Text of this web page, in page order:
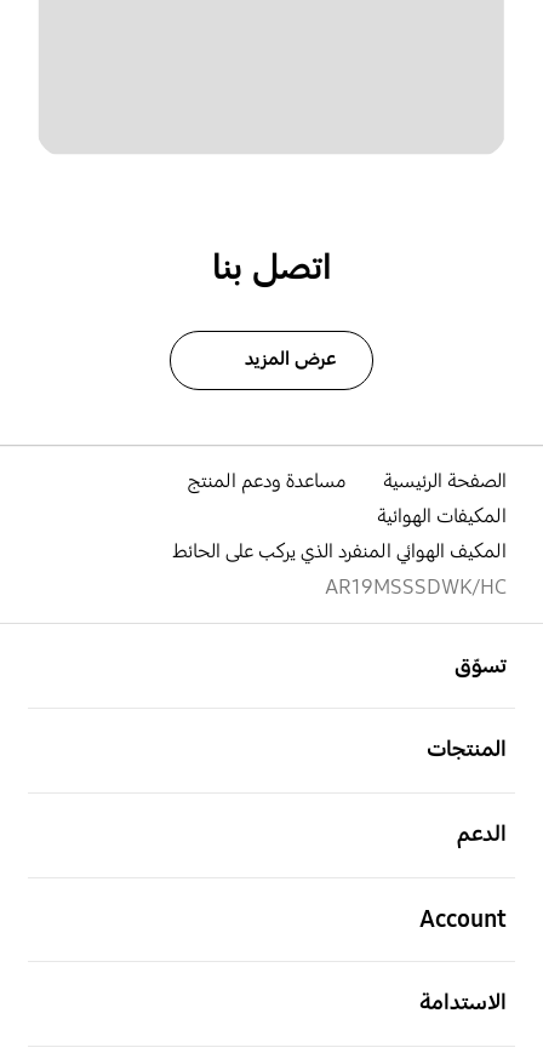
اتصل بنا
عرض المزيد
الصفحة الرئيسية
مساعدة ودعم المنتج
المكيفات الهوائية
المكيف الهوائي المنفرد الذي يركب على الحائط
AR19MSSSDWK/HC
تسوّق
المنتجات
الدعم
Account
الاستدامة